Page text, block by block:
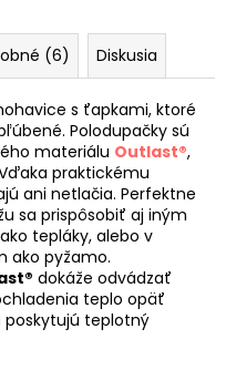
(6) Diskusia
s ťapkami, ktoré
Polodupačky sú
materiálu Outlast®,
praktickému
ani netlačia. Perfektne
sa prispôsobiť aj iným
tepláky, alebo v
ako pyžamo.
dokáže odvádzať
teplo opäť
poskytujú teplotný